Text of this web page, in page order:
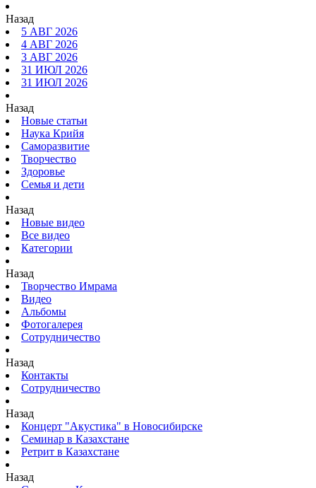
Назад
5 АВГ 2026
4 АВГ 2026
3 АВГ 2026
31 ИЮЛ 2026
31 ИЮЛ 2026
Назад
Новые статьи
Наука Крийя
Саморазвитие
Творчество
Здоровье
Семья и дети
Назад
Новые видео
Все видео
Категории
Назад
Творчество Имрама
Видео
Альбомы
Фотогалерея
Сотрудничество
Назад
Контакты
Сотрудничество
Назад
Концерт "Акустика" в Новосибирске
Семинар в Казахстане
Ретрит в Казахстане
Назад